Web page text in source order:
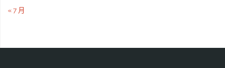
« 7 月